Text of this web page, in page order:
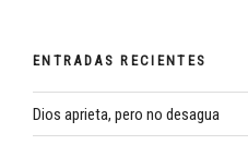
ENTRADAS RECIENTES
Dios aprieta, pero no desagua